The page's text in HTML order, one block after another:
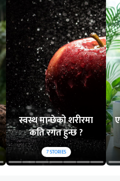
स्वस्थ मान्छेको शरीरमा
कति रगत हुन्छ ?
7STORIES